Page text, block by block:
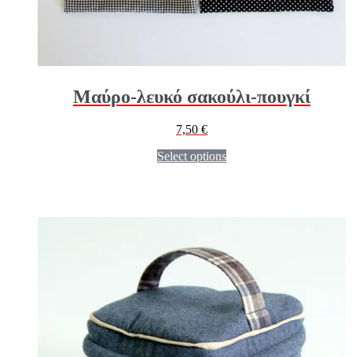
Μαύρο-λευκό σακούλι-πουγκί
7,50 €
Select options